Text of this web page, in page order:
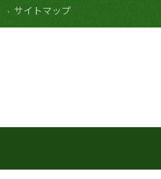
サイトマップ